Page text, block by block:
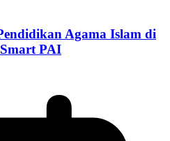
Agama Islam di
PAI